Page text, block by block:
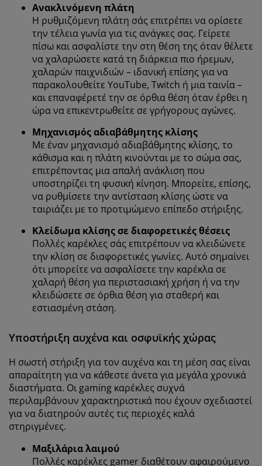
Ανακλινόμενη πλάτη
Η ρυθμιζόμενη πλάτη σάς επιτρέπει να ορίσετε
την τέλεια γωνία για τις ανάγκες σας. Γείρετε
πίσω και ασφαλίστε την στη θέση της όταν θέλετε
να χαλαρώσετε κατά τη διάρκεια πιο ήρεμων,
χαλαρών παιχνιδιών – ιδανική επίσης για να
παρακολουθείτε YouTube, Twitch ή μια ταινία –
και επαναφέρετέ την σε όρθια θέση όταν έρθει η
ώρα να επικεντρωθείτε σε γρήγορους αγώνες.
Μηχανισμός αδιαβάθμητης κλίσης
Με έναν μηχανισμό αδιαβάθμητης κλίσης, το
κάθισμα και η πλάτη κινούνται με το σώμα σας,
επιτρέποντας μια απαλή ανάκλιση που
υποστηρίζει τη φυσική κίνηση. Μπορείτε, επίσης,
να ρυθμίσετε την αντίσταση κλίσης ώστε να
ταιριάζει με το προτιμώμενο επίπεδο στήριξης.
Κλείδωμα κλίσης σε διαφορετικές θέσεις
Πολλές καρέκλες σάς επιτρέπουν να κλειδώνετε
την κλίση σε διαφορετικές γωνίες. Αυτό σημαίνει
ότι μπορείτε να ασφαλίσετε την καρέκλα σε
χαλαρή θέση για περιστασιακή χρήση ή να την
κλειδώσετε σε όρθια θέση για σταθερή και
εστιασμένη στάση.
Υποστήριξη αυχένα και οσφυϊκής χώρας
Η σωστή στήριξη για τον αυχένα και τη μέση σας είναι
απαραίτητη για να κάθεστε άνετα για μεγάλα χρονικά
διαστήματα. Οι gaming καρέκλες συχνά
περιλαμβάνουν χαρακτηριστικά που έχουν σχεδιαστεί
για να διατηρούν αυτές τις περιοχές καλά
στηριγμένες.
Μαξιλάρια λαιμού
Πολλές καρέκλες gamer διαθέτουν αφαιρούμενο